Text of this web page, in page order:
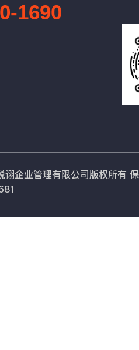
1690
企业管理有限公司版权所有